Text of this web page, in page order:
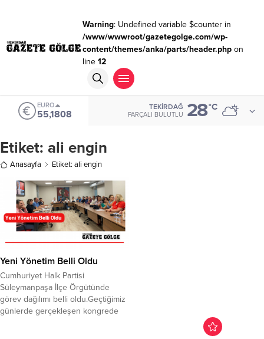
Warning: Undefined variable $counter in
/www/wwwroot/gazetegolge.com/wp-
content/themes/anka/parts/header.phpon
line 12
EURO
55,1808
TEKIRDAĞ
PARÇALI BULUTLU 28°C
Etiket: ali engin
Anasayfa Etiket: ali engin
Yeni Yönetim Belli Oldu
Cumhuriyet Halk Partisi
Süleymanpaşa İlçe Örgütünde
görev dağılımı belli oldu.Geçtiğimiz
günlerde gerçekleşen kongrede